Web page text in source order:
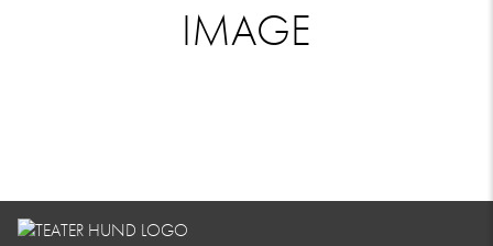
IMAGE